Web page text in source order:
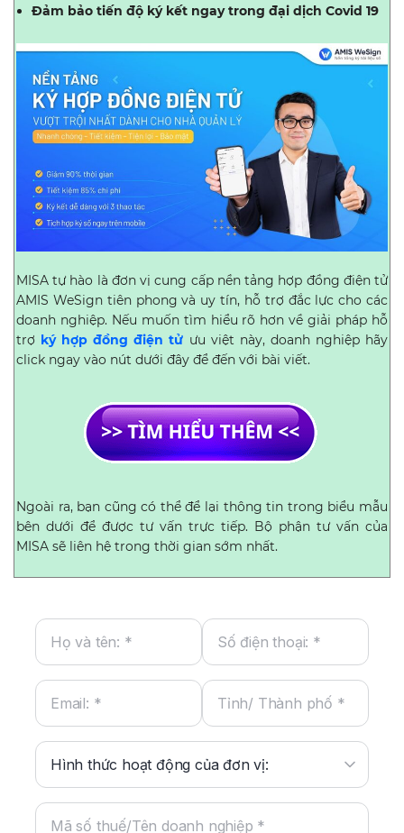
Đảm bảo tiến độ ký kết ngay trong đại dịch Covid 19 ‍
MISA tự hào là đơn vị cung cấp nền tảng hợp đồng điện tử
AMIS WeSign tiên phong và uy tín, hỗ trợ đắc lực cho các
doanh nghiệp. Nếu muốn tìm hiểu rõ hơn về giải pháp hỗ
trợ ký hợp đồng điện tử ưu việt này, doanh nghiệp hãy
click ngay vào nút dưới đây để đến với bài viết.
Ngoài ra, bạn cũng có thể để lại thông tin trong biểu mẫu
bên dưới để được tư vấn trực tiếp. Bộ phận tư vấn của
MISA sẽ liên hệ trong thời gian sớm nhất.